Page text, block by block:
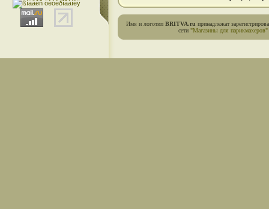
Имя и логотип BRITVA.ru принадлежат
сети "Магазины для парикмахеров"